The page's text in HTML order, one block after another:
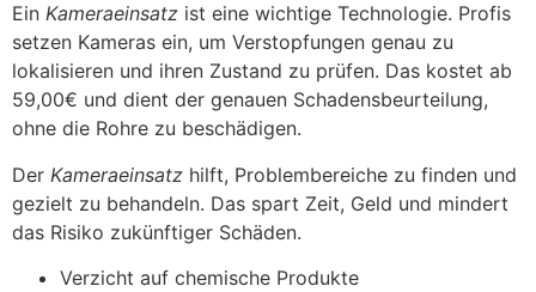
Ein Kameraeinsatz ist eine wichtige Technologie. Profis
setzen Kameras ein, um Verstopfungen genau zu
lokalisieren und ihren Zustand zu prüfen. Das kostet ab
59,00€ und dient der genauen Schadensbeurteilung,
ohne die Rohre zu beschädigen.
Der Kameraeinsatz hilft, Problembereiche zu finden und
gezielt zu behandeln. Das spart Zeit, Geld und mindert
das Risiko zukünftiger Schäden.
Verzicht auf chemische Produkte